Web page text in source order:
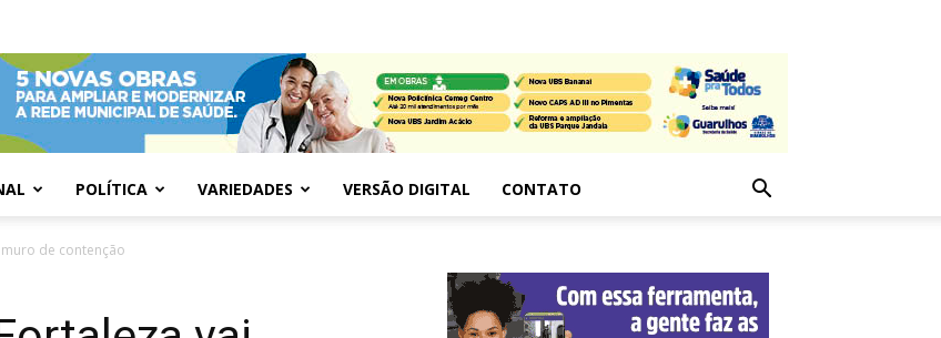
POLÍTICA VARIEDADES VERSÃO DIGITAL CONTATO
de contenção